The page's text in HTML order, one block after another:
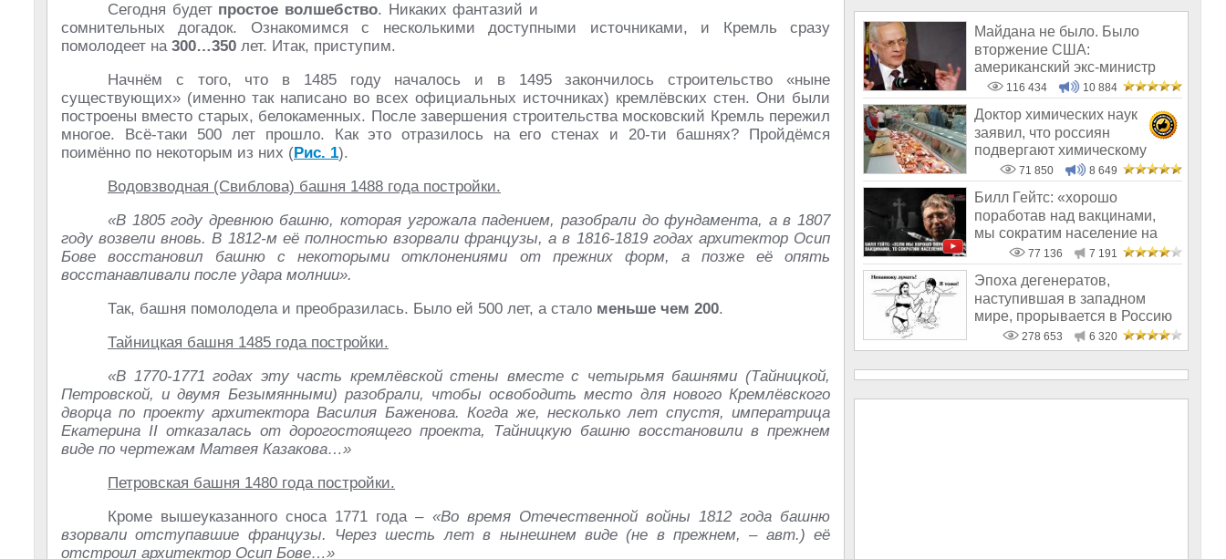
Сегодня будет простое волшебство. Никаких фантазий и
сомнительных догадок. Ознакомимся с несколькими доступными источниками, и Кремль сразу
помолодеет на 300…350 лет. Итак, приступим.
Начнём с того, что в 1485 году началось и в 1495 закончилось строительство «ныне
существующих» (именно так написано во всех официальных источниках) кремлёвских стен. Они были
построены вместо старых, белокаменных. После завершения строительства московский Кремль пережил
многое. Всё-таки 500 лет прошло. Как это отразилось на его стенах и 20-ти башнях? Пройдёмся
поимённо по некоторым из них (Рис. 1).
Водовзводная (Свиблова) башня 1488 года постройки.
«В 1805 году древнюю башню, которая угрожала падением, разобрали до фундамента, а в 1807
году возвели вновь. В 1812-м её полностью взорвали французы, а в 1816-1819 годах архитектор Осип
Бове восстановил башню с некоторыми отклонениями от прежних форм, а позже её опять
восстанавливали после удара молнии».
Так, башня помолодела и преобразилась. Было ей 500 лет, а стало меньше чем 200.
Тайницкая башня 1485 года постройки.
«В 1770-1771 годах эту часть кремлёвской стены вместе с четырьмя башнями (Тайницкой,
Петровской, и двумя Безымянными) разобрали, чтобы освободить место для нового Кремлёвского
дворца по проекту архитектора Василия Баженова. Когда же, несколько лет спустя, императрица
Екатерина II отказалась от дорогостоящего проекта, Тайницкую башню восстановили в прежнем
виде по чертежам Матвея Казакова…»
Петровская башня 1480 года постройки.
Кроме вышеуказанного сноса 1771 года – «Во время Отечественной войны 1812 года башню
взорвали отступавшие французы. Через шесть лет в нынешнем виде (не в прежнем, – авт.) её
отстроил архитектор Осип Бове…»
Майдана не было. Было
вторжение США:
американский экс-министр
написал открытое пись
116 434 10 884
Доктор химических наук
заявил, что россиян
подвергают химическому
геноциду71 850 8 649
Билл Гейтс: «хорошо
поработав над вакцинами,
мы сократим население на
10-15%»77 136 7 191
Эпоха дегенератов,
наступившая в западном
мире, прорывается в Россию
278 653 6 320